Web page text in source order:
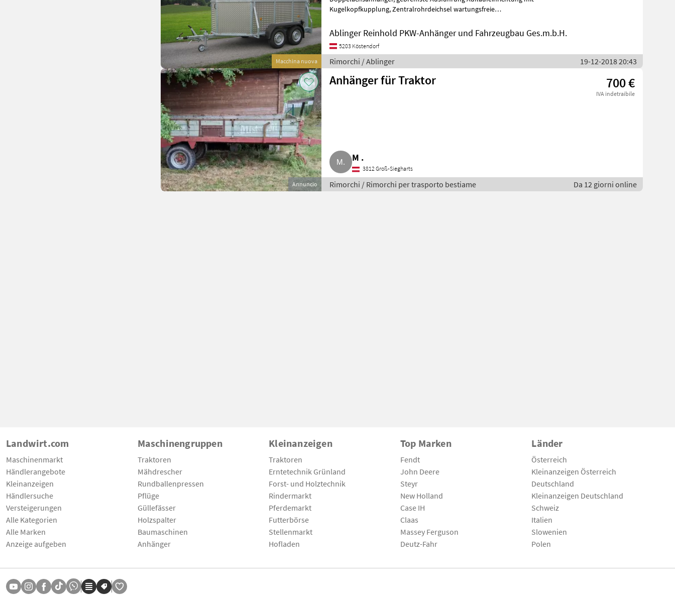
Macchina nuova
Kugelkopfkupplung, Zentralrohrdeichsel wartungsfreie
Ablinger Reinhold PKW-Anhänger und Fahrzeugbau Ges.m.b.H.
5203 Köstendorf
Rimorchi / Ablinger 19-12-2018 20:43
Annuncio
Anhänger für Traktor 700 €
IVA indetraibile
M .
3812 Groß-Siegharts
Rimorchi / Rimorchi per trasporto bestiame Da 12 giorni online
Landwirt.com
Maschinenmarkt
Händlerangebote
Kleinanzeigen
Händlersuche
Versteigerungen
Alle Kategorien
Alle Marken
Anzeige aufgeben
Maschinengruppen
Traktoren
Mähdrescher
Rundballenpressen
Pflüge
Güllefässer
Holzspalter
Baumaschinen
Anhänger
Kleinanzeigen
Traktoren
Erntetechnik Grünland
Forst- und Holztechnik
Rindermarkt
Pferdemarkt
Futterbörse
Stellenmarkt
Hofladen
Top Marken
Fendt
John Deere
Steyr
New Holland
Case IH
Claas
Massey Ferguson
Deutz-Fahr
Länder
Österreich
Kleinanzeigen Österreich
Deutschland
Kleinanzeigen Deutschland
Schweiz
Italien
Slowenien
Polen